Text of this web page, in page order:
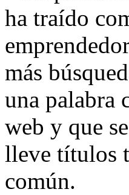
ha traído
más
una palabra
web y que
lleve títulos
común.